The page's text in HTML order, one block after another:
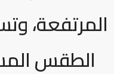
المرتفعة،
الطقس